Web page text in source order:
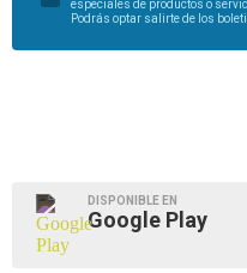
especiales de productos o
Podrás optar salirte de los
DISPONIBLE EN
Google Play